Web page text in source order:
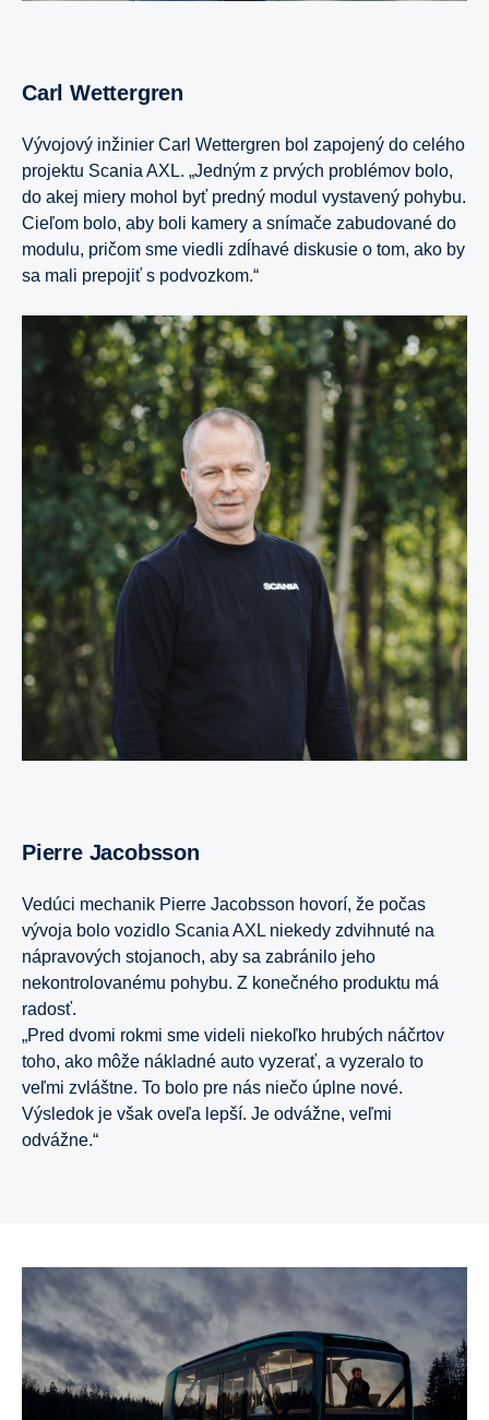
Carl Wettergren
Vývojový inžinier Carl Wettergren bol zapojený do celého
projektu Scania AXL. „Jedným z prvých problémov bolo,
do akej miery mohol byť predný modul vystavený pohybu.
Cieľom bolo, aby boli kamery a snímače zabudované do
modulu, pričom sme viedli zdĺhavé diskusie o tom, ako by
sa mali prepojiť s podvozkom.“
Pierre Jacobsson
Vedúci mechanik Pierre Jacobsson hovorí, že počas
vývoja bolo vozidlo Scania AXL niekedy zdvihnuté na
nápravových stojanoch, aby sa zabránilo jeho
nekontrolovanému pohybu. Z konečného produktu má
radosť.
„Pred dvomi rokmi sme videli niekoľko hrubých náčrtov
toho, ako môže nákladné auto vyzerať, a vyzeralo to
veľmi zvláštne. To bolo pre nás niečo úplne nové.
Výsledok je však oveľa lepší. Je odvážne, veľmi
odvážne.“